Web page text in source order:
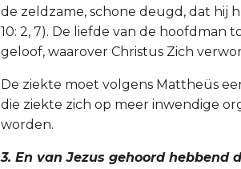
de zeldzame, schone deugd, dat hij
10: 2, 7). De liefde van de
geloof, waarover Christus Zich
De ziekte moet volgens Mattheüs
die ziekte zich op meer inwendige
worden.
3. En van Jezus gehoord hebbend